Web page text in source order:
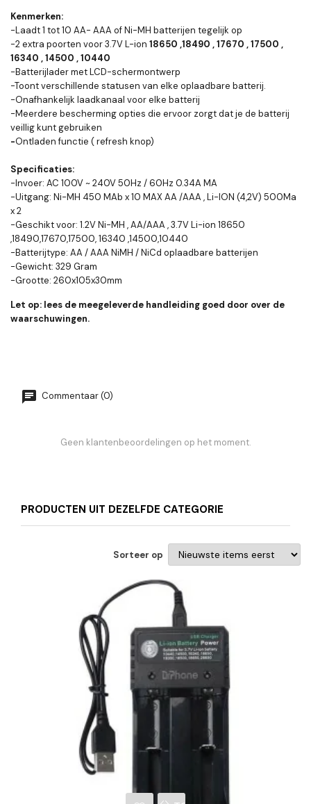
Kenmerken:
-Laadt 1 tot 10 AA- AAA of Ni-MH batterijen tegelijk op
-2 extra poorten voor 3.7V L-ion 18650 ,18490 , 17670 , 17500 ,
16340 , 14500 , 10440
-Batterijlader met LCD-schermontwerp
-Toont verschillende statusen van elke oplaadbare batterij.
-Onafhankelijk laadkanaal voor elke batterij
-Meerdere bescherming opties die ervoor zorgt dat je de batterij
veillig kunt gebruiken
-Ontladen functie ( refresh knop)
Specificaties:
-Invoer: AC 100V ~ 240V 50Hz / 60Hz 0.34A MA
-Uitgang: Ni-MH 450 MAb x 10 MAX AA /AAA , Li-ION (4,2V) 500Ma
x 2
-Geschikt voor: 1.2V Ni-MH , AA/AAA , 3.7V Li-ion 18650
,18490,17670,17500, 16340 ,14500,10440
-Batterijtype: AA / AAA NiMH / NiCd oplaadbare batterijen
-Gewicht: 329 Gram
-Grootte: 260x105x30mm
Let op: lees de meegeleverde handleiding goed door over de
waarschuwingen.
Commentaar (0)
Geen klantenbeoordelingen op het moment.
PRODUCTEN UIT DEZELFDE CATEGORIE
Sorteer op